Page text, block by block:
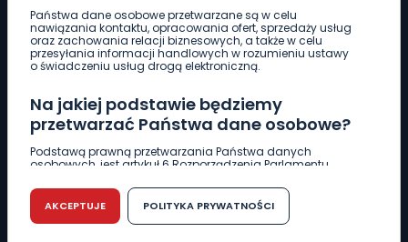
Państwa dane osobowe przetwarzane są w celu
nawiązania kontaktu, opracowania ofert, sprzedaży usług
oraz zachowania relacji biznesowych, a także w celu
przesyłania informacji handlowych w rozumieniu ustawy
o świadczeniu usług drogą elektroniczną.
Na jakiej podstawie będziemy
przetwarzać Państwa dane osobowe?
Podstawą prawną przetwarzania Państwa danych
osobowych, jest artykuł 6 Rozporządzenia Parlamentu
r. w sprawie ochrony osób fizycznych w związku z
przetwarzaniem danych osobowych w sprawie
swobodnego przepływu takich danych oraz uchylenia
dyrektywy 95/46/WE (RODO).
AKCEPTUJE POLITYKA PRYWATNOŚCI
REDAKCJA
62 735 22 22redakcja@wlkp24.info
DZIAŁ REKLAMY
62 735 01 85 reklama@wlkp24.info
WIADOMOŚCI
CIEKAWOSTKI